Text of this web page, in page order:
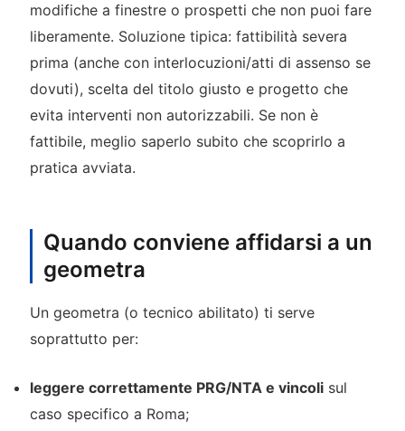
modifiche a finestre o prospetti che non puoi fare
liberamente. Soluzione tipica: fattibilità severa
prima (anche con interlocuzioni/atti di assenso se
dovuti), scelta del titolo giusto e progetto che
evita interventi non autorizzabili. Se non è
fattibile, meglio saperlo subito che scoprirlo a
pratica avviata.
Quando conviene affidarsi a un
geometra
Un geometra (o tecnico abilitato) ti serve
soprattutto per:
leggere correttamente PRG/NTA e vincolisul
caso specifico a Roma;